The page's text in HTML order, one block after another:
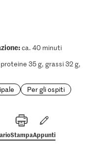
ca. 40 minuti
35 g, grassi 32 g,
Per gli ospiti
StampaAppunti